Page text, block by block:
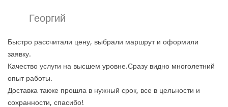
Георгий
Быстро рассчитали цену, выбрали маршрут и оформили
заявку.
Качество услуги на высшем уровне.Сразу видно многолетний
опыт работы.
Доставка также прошла в нужный срок, все в цельности и
сохранности, спасибо!